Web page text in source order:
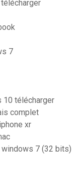
7
10 télécharger
complet
xr
7 (32 bits)